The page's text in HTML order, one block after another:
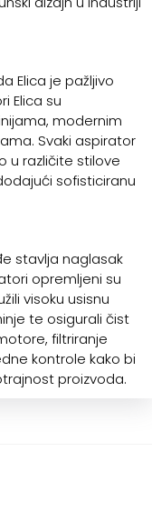
Elica je pažljivo
Elica su
modernim
Svaki aspirator
u različite stilove
sofisticiranu
stavlja naglasak
opremljeni su
visoku usisnu
te osigurali čist
filtriranje
kontrole kako bi
proizvoda.